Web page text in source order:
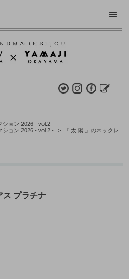
ション 2026 - vol.2 -
ション 2026 - vol.2 - >
『 太 陽 』のネックレ
ス プラチナ